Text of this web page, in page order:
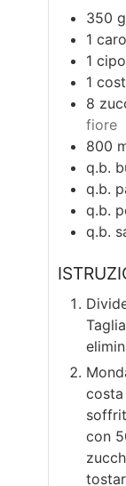
350 g
1
1
1
8
fiore
800
q.b.
q.b.
q.b.
q.b.
con